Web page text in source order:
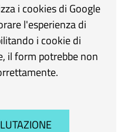
i cookies di Google
l'esperienza di
i cookie di
il form potrebbe non